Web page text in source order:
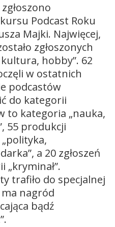
Podcast Roku
Majki. Najwięcej,
zgłoszonych
hobby”. 62
w ostatnich
podcastów
do kategorii
to kategoria „nauka,
55 produkcji
a 20 zgłoszeń
„kryminał”.
trafiło do specjalnej
nagród
bądź